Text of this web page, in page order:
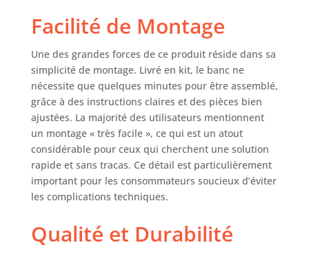
Son design à
caractéristique en
fait une véritable
pièce de
décoration pour
votre maison.
PARFAIT POUR
L'ENTRÉE ET LA
SALLE À MANGER -
Ce banc compact
est idéal comme
banc table à
entrée ou banc
Facilité de Montage
Une des grandes forces de ce produit réside dans sa
simplicité de montage. Livré en kit, le banc ne
nécessite que quelques minutes pour être assemblé,
grâce à des instructions claires et des pièces bien
ajustées. La majorité des utilisateurs mentionnent
un montage « très facile », ce qui est un atout
considérable pour ceux qui cherchent une solution
rapide et sans tracas. Ce détail est particulièrement
important pour les consommateurs soucieux d’éviter
les complications techniques.
Qualité et Durabilité